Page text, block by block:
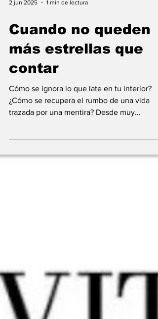
2 jun 2025 1 min de lectura
Cuando no queden
más estrellas que
contar
Cómo se ignora lo que late en tu interior?
trazada por una mentira? Desde muy